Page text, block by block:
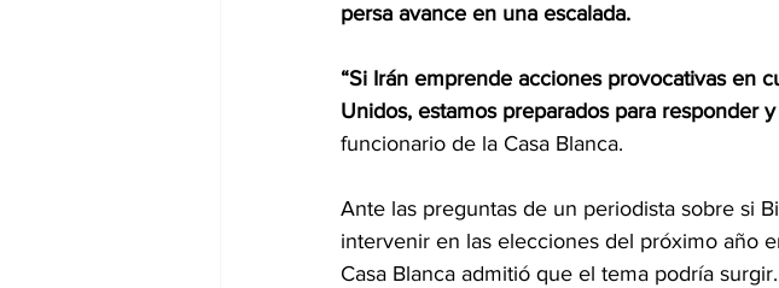
persa avance en una escalada.
“Si Irán emprende acciones provocativas en
Unidos, estamos preparados para responder
funcionario de la Casa Blanca.
Ante las preguntas de un periodista sobre si
intervenir en las elecciones del próximo año
Casa Blanca admitió que el tema podría